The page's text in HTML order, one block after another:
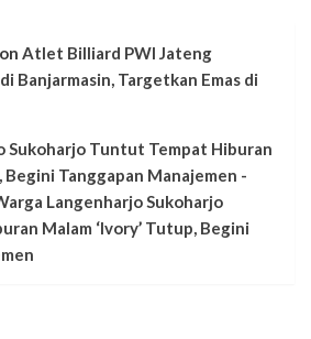
on Atlet Billiard PWI Jateng
Banjarmasin, Targetkan Emas di
Sukoharjo Tuntut Tempat Hiburan
Tanggapan Manajemen -
Langenharjo Sukoharjo
Malam ‘Ivory’ Tutup, Begini